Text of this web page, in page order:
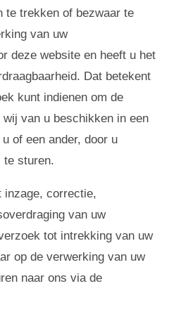
te trekken of bezwaar te
van uw
deze website en heeft u het
Dat betekent
kunt indienen om de
van u beschikken in een
of een ander, door u
te sturen.
inzage, correctie,
van uw
tot intrekking van uw
op de verwerking van uw
naar ons via de